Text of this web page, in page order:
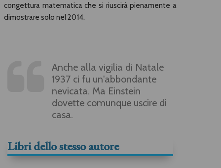
congettura matematica che si riuscirà pienamente a
dimostrare solo nel 2014.
Anche alla vigilia di Natale
1937 ci fu un'abbondante
nevicata. Ma Einstein
dovette comunque uscire di
casa.
Libri dello stesso autore